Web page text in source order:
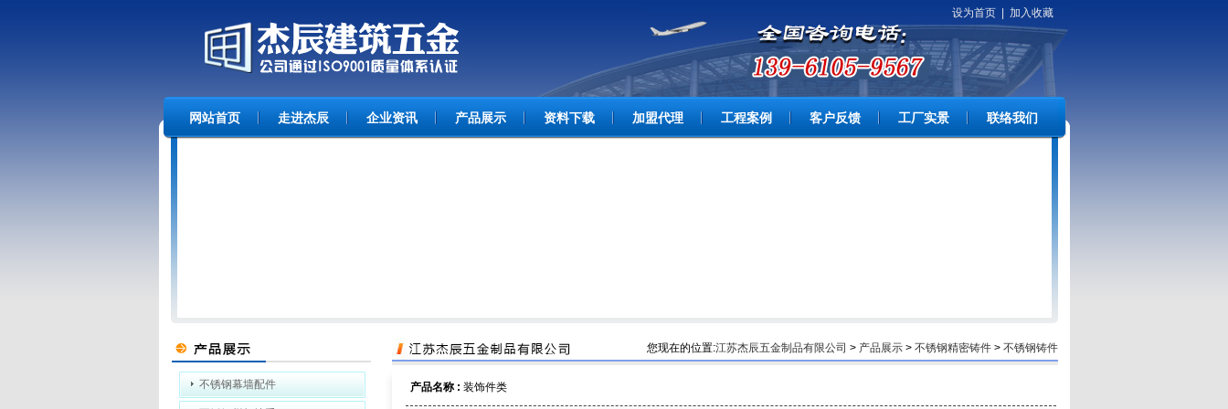
网站首页 走进杰辰 企业资讯 产品展示 资料下载 加盟代理 工程案例 客户反馈 工厂实景 联络我们
设为首页| 加入收藏
不锈钢幕墙配件
您现在的位置:江苏杰辰五金制品有限公司 > 产品展示> 不锈钢精密铸件> 不锈钢铸件
产品名称 : 装饰件类